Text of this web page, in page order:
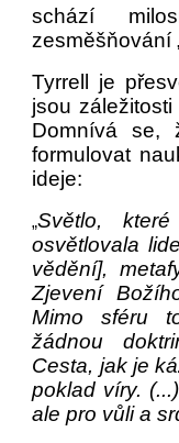
schází
zesměšňování
Tyrrell je
jsou
Domnívá se,
formulovat
ideje:
„Světlo,
osvětlovala
vědění],
Zjevení
Mimo sféru
žádnou
Cesta, jak je
poklad víry.
ale pro vůli a